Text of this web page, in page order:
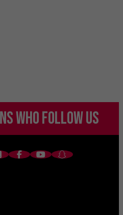
WHO FOLLOW US